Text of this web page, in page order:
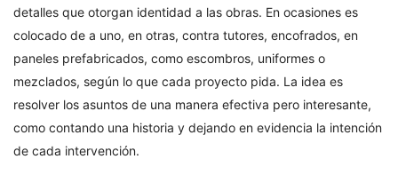
detalles que otorgan identidad a las obras. En ocasiones es
colocado de a uno, en otras, contra tutores, encofrados, en
paneles prefabricados, como escombros, uniformes o
mezclados, según lo que cada proyecto pida. La idea es
resolver los asuntos de una manera efectiva pero interesante,
como contando una historia y dejando en evidencia la intención
de cada intervención.